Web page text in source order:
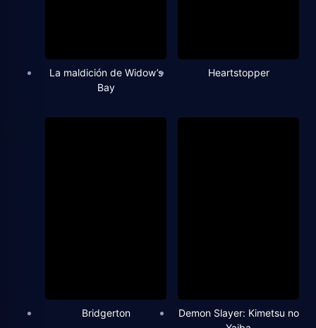
La maldición de Widow’s
Bay
Heartstopper
Bridgerton
Demon Slayer: Kimetsu no